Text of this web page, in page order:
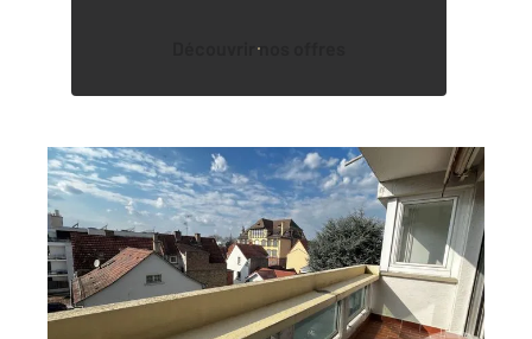
Découvrir nos offres
STRASBOURG 67
73,30 m2, 3 pièces
Ref : 19658
Appartement F3 à vendre
170 000 €